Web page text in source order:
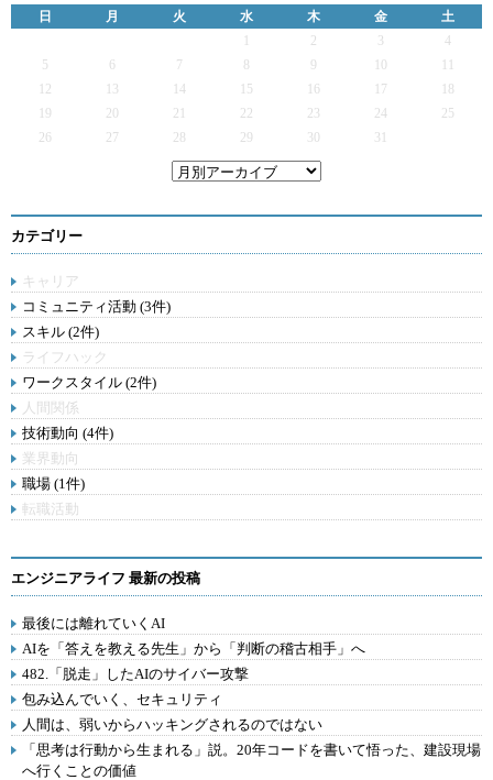
日 月 火 水 木 金
土
2 3
4
5
6 7 9
12
13 14 15 16 17
19
20 21 22 23 24
25
26
27 28 29 30 31
カテゴリー
キャリア
コミュニティ活動 (3件)
スキル (2件)
ライフハック
ワークスタイル (2件)
人間関係
技術動向 (4件)
業界動向
職場 (1件)
転職活動
エンジニアライフ 最新の投稿
最後には離れていくAI
AIを「答えを教える先生」から「判断の稽古相手」へ
482.「脱走」したAIのサイバー攻撃
包み込んでいく、セキュリティ
人間は、弱いからハッキングされるのではない
「思考は行動から生まれる」説。20年コードを書いて悟った、建設現場
へ行くことの価値